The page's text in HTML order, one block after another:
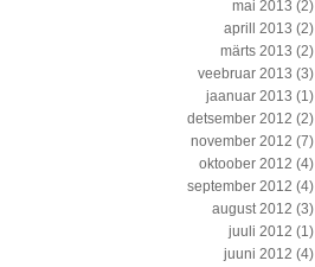
mai 2013 (2)
aprill 2013 (2)
märts 2013 (2)
veebruar 2013 (3)
jaanuar 2013 (1)
detsember 2012 (2)
november 2012 (7)
oktoober 2012 (4)
september 2012 (4)
august 2012 (3)
juuli 2012 (1)
juuni 2012 (4)